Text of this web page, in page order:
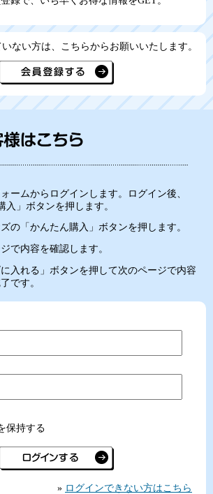
ない方は、こちらからお願いいたします。
ームからログインします。ログイン後、
入」ボタンを押します。
の「かんたん購入」ボタンを押します。
で内容を確認します。
に入れる」ボタンを押して次のページで内容
です。
保持する
» ログインできない方はこちら